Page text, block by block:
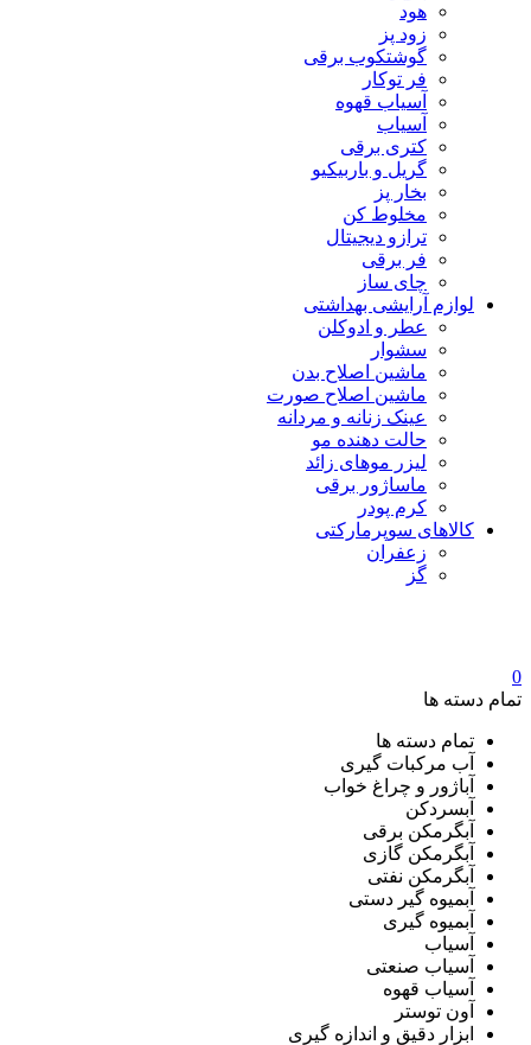
هود
زود پز
گوشتکوب برقی
فر توکار
آسیاب قهوه
آسیاب
کتری برقی
گریل و باربیکیو
بخار پز
مخلوط کن
ترازو دیجیتال
فر برقی
چای ساز
لوازم آرایشی بهداشتی
عطر و ادوکلن
سشوار
ماشین اصلاح بدن
ماشین اصلاح صورت
عینک زنانه و مردانه
حالت دهنده مو
لیزر موهای زائد
ماساژور برقی
کرم پودر
کالاهای سوپرمارکتی
زعفران
گز
0
تمام دسته ها
تمام دسته ها
آب مرکبات گیری
آباژور و چراغ خواب
آبسردکن
آبگرمکن برقی
آبگرمکن گازی
آبگرمکن نفتی
آبمیوه گیر دستی
آبمیوه گیری
آسیاب
آسیاب صنعتی
آسیاب قهوه
آون توستر
ابزار دقیق و اندازه گیری